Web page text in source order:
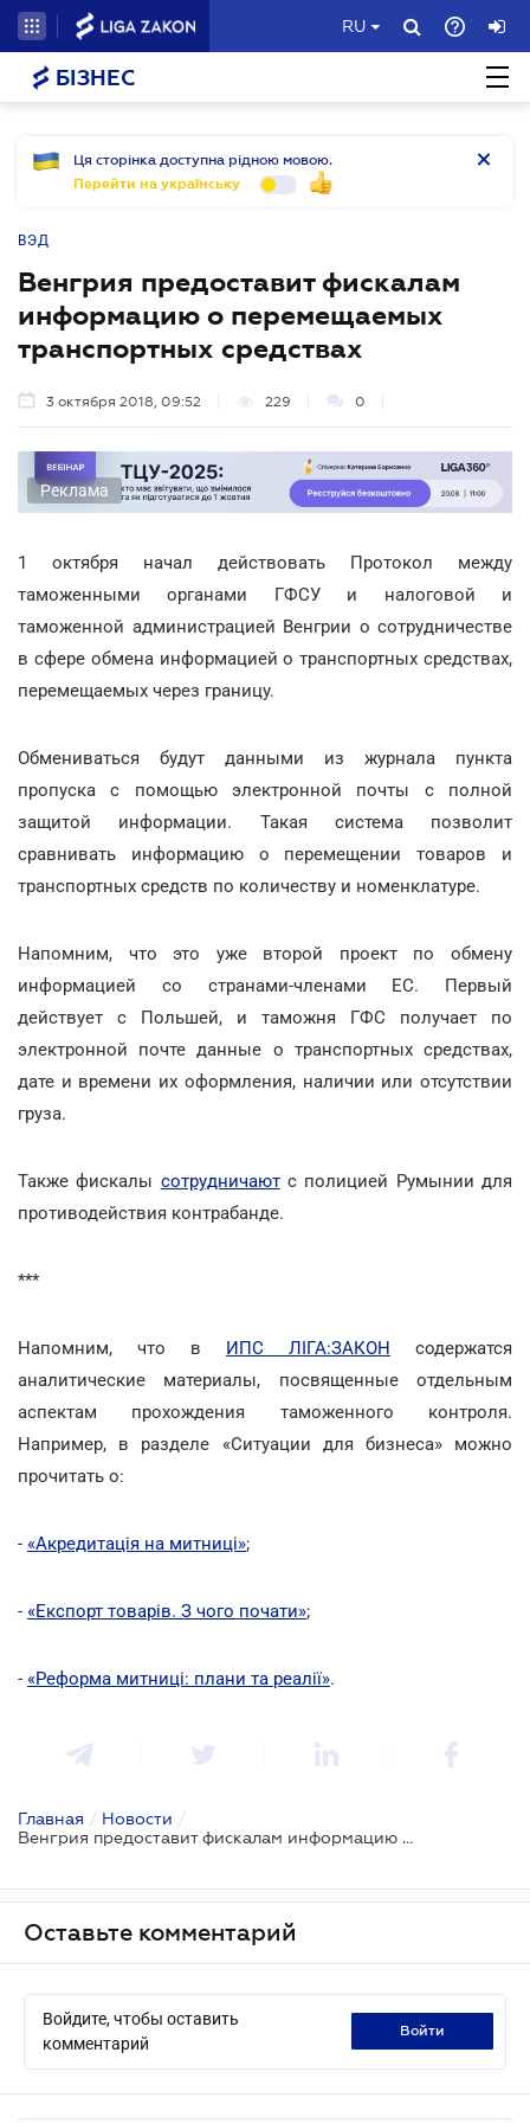
RU
БІЗНЕС
Ця сторінка доступна рідною мовою.
Перейти на українську
ВЭД
Венгрия предоставит фискалам
информацию о перемещаемых
транспортных средствах
3 октября 2018, 09:52 229 0
Реклама
1 октября начал действовать Протокол между
таможенными органами ГФСУ и налоговой и
таможенной администрацией Венгрии о сотрудничестве
в сфере обмена информацией о транспортных средствах,
перемещаемых через границу.
Обмениваться будут данными из журнала пункта
пропуска с помощью электронной почты с полной
защитой информации. Такая система позволит
сравнивать информацию о перемещении товаров и
транспортных средств по количеству и номенклатуре.
Напомним, что это уже второй проект по обмену
информацией со странами-членами ЕС. Первый
действует с Польшей, и таможня ГФС получает по
электронной почте данные о транспортных средствах,
дате и времени их оформления, наличии или отсутствии
груза.
Также фискалы сотрудничаютс полицией Румынии для
противодействия контрабанде.
***
Напомним, что в ИПС ЛІГА:ЗАКОН содержатся
аналитические материалы, посвященные отдельным
аспектам прохождения таможенного контроля.
Например, в разделе «Ситуации для бизнеса» можно
прочитать о:
- «Акредитація на митниці»;
- «Експорт товарів. З чого почати»;
- «Реформа митниці: плани та реалії».
Главная / Новости /
Венгрия предоставит фискалам информацию о перемещаемых транспортных средствах
Оставьте комментарий
Войдите, чтобы оставить
комментарий
войти